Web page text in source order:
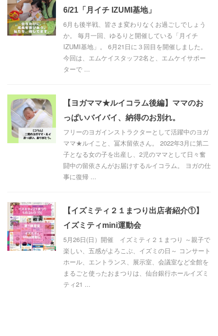
6/21「月イチ IZUMI基地」
6月も後半戦、皆さま変わりなくお過ごしでしょう
か。 毎月一回、ゆるりと開催している「月イチ
IZUMI基地」。 6月21日に３回目を開催しました。
今回は、エムケイスタッフ2名と、エムケイサポー
ターで ...
【ヨガママ★ルイコラム後編】ママのお
っぱいバイバイ、納得のお別れ。
フリーのヨガインストラクターとして活躍中のヨガ
ママ★ルイこと、冨木留依さん。 2022年3月に第二
子となる女の子を出産し、2児のママとして日々奮
闘中の留依さんがお届けするルイコラム。 ヨガの仕
事に復帰 ...
【イズミティ２１まつり出店者紹介①】
イズミティmini運動会
5月26日(日）開催 イズミティ２１まつり ～親子で
楽しい、五感がよろこぶ、イズミの日～ コンサート
ホール、エントランス、展示室、会議室など全館を
まるごと使ったおまつりは、仙台銀行ホールイズミ
ティ21 ...